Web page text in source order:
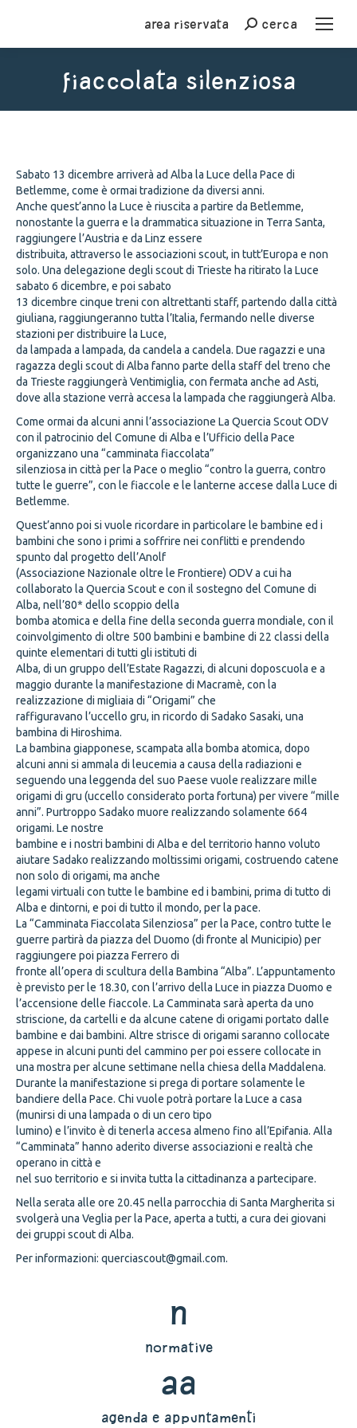
Area riservata Cercacerca
FIACCOLATA SILENZIOSA
Sabato 13 dicembre arriverà ad Alba la Luce della Pace di
Betlemme, come è ormai tradizione da diversi anni.
Anche quest’anno la Luce è riuscita a partire da Betlemme,
nonostante la guerra e la drammatica situazione in Terra Santa,
raggiungere l’Austria e da Linz essere
distribuita, attraverso le associazioni scout, in tutt’Europa e non
solo. Una delegazione degli scout di Trieste ha ritirato la Luce
sabato 6 dicembre, e poi sabato
13 dicembre cinque treni con altrettanti staff, partendo dalla città
giuliana, raggiungeranno tutta l’Italia, fermando nelle diverse
stazioni per distribuire la Luce,
da lampada a lampada, da candela a candela. Due ragazzi e una
ragazza degli scout di Alba fanno parte della staff del treno che
da Trieste raggiungerà Ventimiglia, con fermata anche ad Asti,
dove alla stazione verrà accesa la lampada che raggiungerà Alba.
Come ormai da alcuni anni l’associazione La Quercia Scout ODV
con il patrocinio del Comune di Alba e l’Ufficio della Pace
organizzano una “camminata fiaccolata”
silenziosa in città per la Pace o meglio “contro la guerra, contro
tutte le guerre”, con le fiaccole e le lanterne accese dalla Luce di
Betlemme.
Quest’anno poi si vuole ricordare in particolare le bambine ed i
bambini che sono i primi a soffrire nei conflitti e prendendo
spunto dal progetto dell’Anolf
(Associazione Nazionale oltre le Frontiere) ODV a cui ha
collaborato la Quercia Scout e con il sostegno del Comune di
Alba, nell’80* dello scoppio della
bomba atomica e della fine della seconda guerra mondiale, con il
coinvolgimento di oltre 500 bambini e bambine di 22 classi della
quinte elementari di tutti gli istituti di
Alba, di un gruppo dell’Estate Ragazzi, di alcuni doposcuola e a
maggio durante la manifestazione di Macramè, con la
realizzazione di migliaia di “Origami” che
raffiguravano l’uccello gru, in ricordo di Sadako Sasaki, una
bambina di Hiroshima.
La bambina giapponese, scampata alla bomba atomica, dopo
alcuni anni si ammala di leucemia a causa della radiazioni e
seguendo una leggenda del suo Paese vuole realizzare mille
origami di gru (uccello considerato porta fortuna) per vivere “mille
anni”. Purtroppo Sadako muore realizzando solamente 664
origami. Le nostre
bambine e i nostri bambini di Alba e del territorio hanno voluto
aiutare Sadako realizzando moltissimi origami, costruendo catene
non solo di origami, ma anche
legami virtuali con tutte le bambine ed i bambini, prima di tutto di
Alba e dintorni, e poi di tutto il mondo, per la pace.
La “Camminata Fiaccolata Silenziosa” per la Pace, contro tutte le
guerre partirà da piazza del Duomo (di fronte al Municipio) per
raggiungere poi piazza Ferrero di
fronte all’opera di scultura della Bambina “Alba”. L’appuntamento
è previsto per le 18.30, con l’arrivo della Luce in piazza Duomo e
l’accensione delle fiaccole. La Camminata sarà aperta da uno
striscione, da cartelli e da alcune catene di origami portato dalle
bambine e dai bambini. Altre strisce di origami saranno collocate
appese in alcuni punti del cammino per poi essere collocate in
una mostra per alcune settimane nella chiesa della Maddalena.
Durante la manifestazione si prega di portare solamente le
bandiere della Pace. Chi vuole potrà portare la Luce a casa
(munirsi di una lampada o di un cero tipo
lumino) e l’invito è di tenerla accesa almeno fino all’Epifania. Alla
“Camminata” hanno aderito diverse associazioni e realtà che
operano in città e
nel suo territorio e si invita tutta la cittadinanza a partecipare.
Nella serata alle ore 20.45 nella parrocchia di Santa Margherita si
svolgerà una Veglia per la Pace, aperta a tutti, a cura dei giovani
dei gruppi scout di Alba.
Per informazioni: querciascout@gmail.com.
n
normative
aa
agenda e appuntamenti